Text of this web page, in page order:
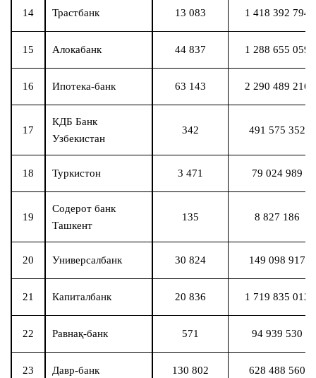
14 Трастбанк 13 083 1 418 392 794
15 Алокабанк 44 837 1 288 655 059
16 Ипотека-банк 63 143 2 290 489 216
17
КДБ Банк
Узбекистан
342 491 575 352
18 Туркистон 3 471 79 024 989
19
Содерот банк
Ташкент
135 8 827 186
20 Универсалбанк 30 824 149 098 917
21 Капиталбанк 20 836 1 719 835 012
22 Равнақ-банк 571 94 939 530
23 Давр-банк 130 802 628 488 560